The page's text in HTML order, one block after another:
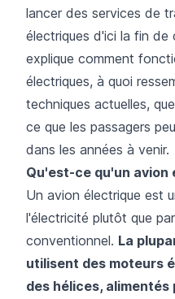
lancer des services de
électriques d'ici la fin
explique comment
électriques, à quoi
techniques actuelles,
ce que les passagers
dans les années à venir.
Qu'est-ce qu'un avion
Un avion électrique est
l'électricité plutôt que
conventionnel. La
utilisent des moteurs
des hélices,